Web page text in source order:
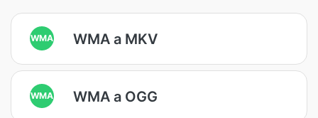
WMA WMA a MKV
WMA WMA a OGG